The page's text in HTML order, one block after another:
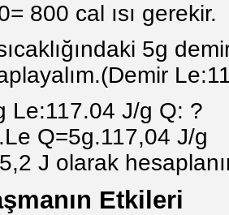
800 cal ısı gerekir.
5g
Le:117.04 J/g Q: ?
Q=5g.117,04 J/g
J olarak
Etkileri